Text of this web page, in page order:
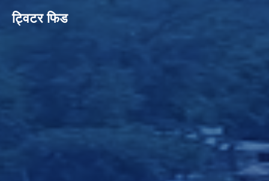
ट्विटर फिड